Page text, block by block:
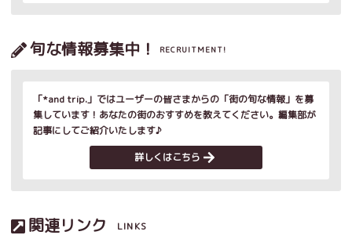
旬な情報募集中！ RECRUITMENT!
「*and trip.」ではユーザーの皆さまからの「街の旬な情報」を募
集しています！あなたの街のおすすめを教えてください。編集部が
記事にしてご紹介いたします♪
詳しくはこちら
関連リンク LINKS